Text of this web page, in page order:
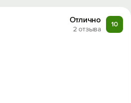
Отлично
2 отзыва
10